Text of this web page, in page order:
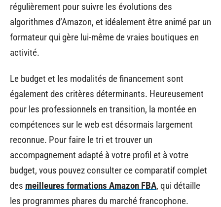
régulièrement pour suivre les évolutions des
algorithmes d’Amazon, et idéalement être animé par un
formateur qui gère lui-même de vraies boutiques en
activité.
Le budget et les modalités de financement sont
également des critères déterminants. Heureusement
pour les professionnels en transition, la montée en
compétences sur le web est désormais largement
reconnue. Pour faire le tri et trouver un
accompagnement adapté à votre profil et à votre
budget, vous pouvez consulter ce comparatif complet
des meilleures formations Amazon FBA, qui détaille
les programmes phares du marché francophone.